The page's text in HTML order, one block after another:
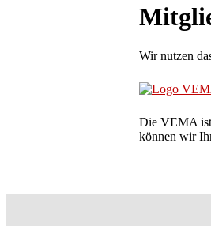
Wir nutzen
Die VEMA ist
können wir